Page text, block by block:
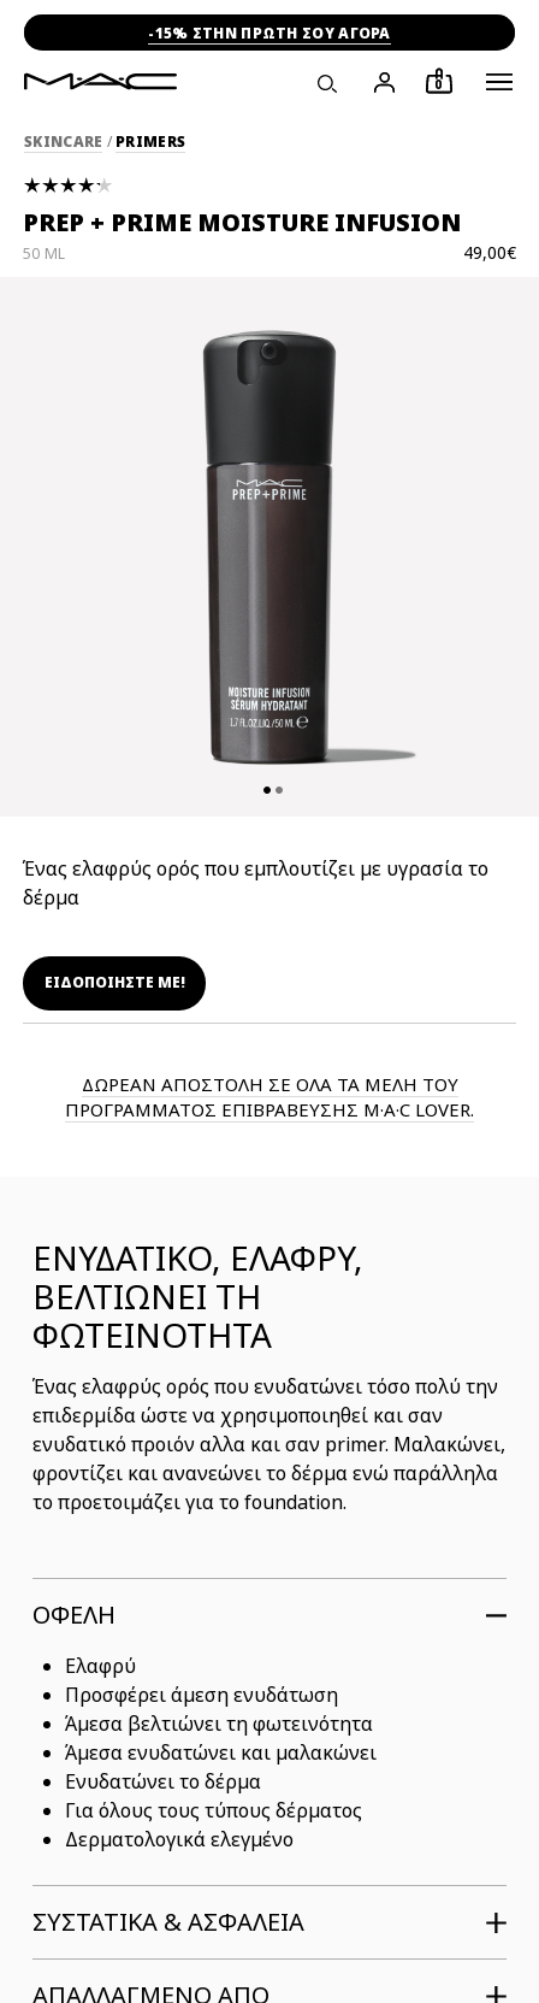
-15% ΣΤΗΝ ΠΡΩΤΗ ΣΟΥ ΑΓΟΡΑ
0
SKINCARE / PRIMERS
PREP + PRIME MOISTURE INFUSION
49,00€
50 ML
Ένας ελαφρύς ορός που εμπλουτίζει με υγρασία το
δέρμα
ΕΙΔΟΠΟΙΗΣΤΕ ΜΕ!
ΔΩΡΕΑΝ ΑΠΟΣΤΟΛΗ ΣΕ ΟΛΑ ΤΑ ΜΕΛΗ ΤΟΥ
ΠΡΟΓΡΑΜΜΑΤΟΣ ΕΠΙΒΡΑΒΕΥΣΗΣ M·A·C LOVER.
ΕΝΥΔΑΤΙΚΟ, ΕΛΑΦΡΥ,
ΒΕΛΤΙΩΝΕΙ ΤΗ
ΦΩΤΕΙΝΟΤΗΤΑ
Ένας ελαφρύς ορός που ενυδατώνει τόσο πολύ την
επιδερμίδα ώστε να χρησιμοποιηθεί και σαν
ενυδατικό προιόν αλλα και σαν primer. Μαλακώνει,
φροντίζει και ανανεώνει το δέρμα ενώ παράλληλα
το προετοιμάζει για το foundation.
ΟΦΕΛΗ
Ελαφρύ
Προσφέρει άμεση ενυδάτωση
Άμεσα βελτιώνει τη φωτεινότητα
Άμεσα ενυδατώνει και μαλακώνει
Ενυδατώνει το δέρμα
Για όλους τους τύπους δέρματος
Δερματολογικά ελεγμένο
ΣΥΣΤΑΤΙΚΆ & ΑΣΦΆΛΕΙΑ
ΑΠΑΛΛΑΓΜΕΝΟ ΑΠΟ